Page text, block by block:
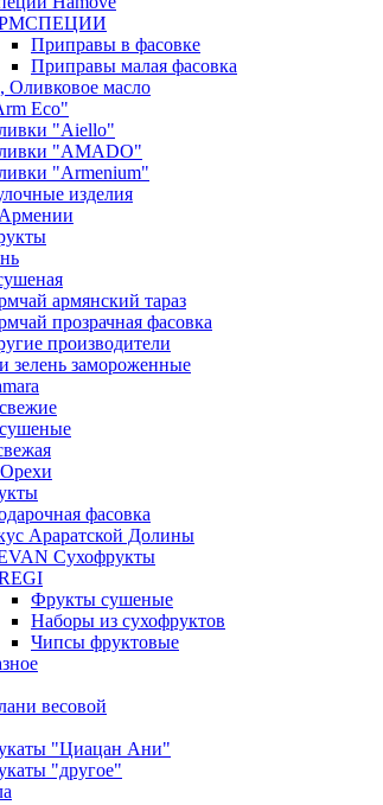
Приправы в фасовке
Приправы малая фасовка
Оливковое масло
Eco"
"Aiello"
"AMADO"
"Armenium"
изделия
армянский тараз
прозрачная фасовка
производители
зелень замороженные
фасовка
Араратской Долины
Сухофрукты
Фрукты сушеные
Наборы из сухофруктов
Чипсы фруктовые
весовой
"Циацан Ани"
"другое"